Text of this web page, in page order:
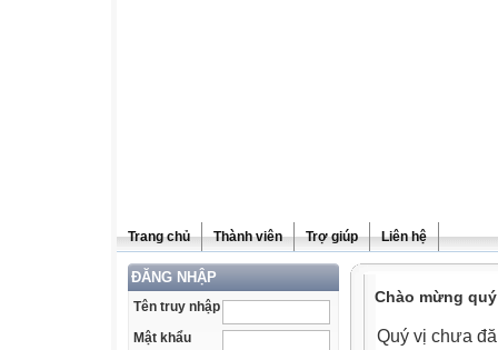
Trang chủ Thành viên Trợ giúp Liên hệ
ĐĂNG NHẬP
Tên truy nhập
Mật khẩu
Chào mừng
Quý vị chưa